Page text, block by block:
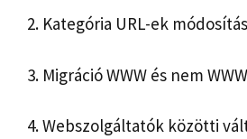
2. Kategória URL-ek
3. Migráció WWW és nem
4. Webszolgáltatók közötti